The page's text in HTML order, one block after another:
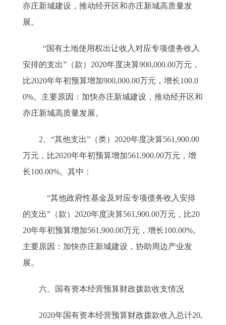
亦庄新城建设，推动经开区和亦庄新城高质量发
展。
“国有土地使用权出让收入对应专项债务收入
安排的支出”（款）2020年度决算900,000.00万元，
比2020年年初预算增加900,000.00万元，增长100.0
0%。主要原因：加快亦庄新城建设，推动经开区和
亦庄新城高质量发展。
2、“其他支出”（类）2020年度决算561,900.00
万元，比2020年年初预算增加561,900.00万元，增
长100.00%。其中：
“其他政府性基金及对应专项债务收入安排
的支出”（款）2020年度决算561,900.00万元，比20
20年年初预算增加561,900.00万元，增长100.00%。
主要原因：加快亦庄新城建设，协助周边产业发
展。
六、国有资本经营预算财政拨款收支情况
2020年国有资本经营预算财政拨款收入总计20,